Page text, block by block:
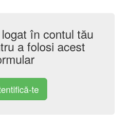
în contul tău
a folosi acest
te